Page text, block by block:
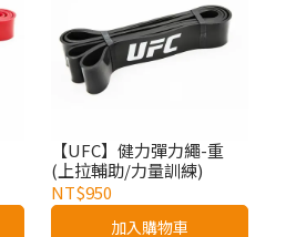
【UFC】健力彈力繩-重
(上拉輔助/力量訓練)
NT$950
加入購物車